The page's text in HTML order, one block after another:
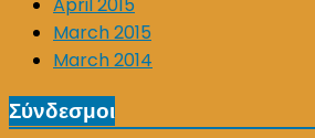
April 2015
March 2015
March 2014
Σύνδεσμοι